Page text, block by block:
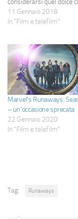
preparato con cura,
rappresenta l'apice e la
almeno in parte le
11 Gennaio 2018
In "Film e telefilm"
Marvel’s Runaways:
– un’occasione sprecata
22 Gennaio 2020
In "Film e telefilm"
Tag: Runaways